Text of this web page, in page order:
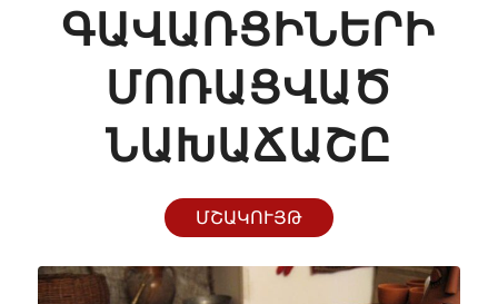
ԱՎԱՌՑԻՆԵՐԻ Մ
ՈՌԱՑՎԱԾ Ն
ԱԽԱՃԱՇԸ
ՄՇԱԿՈՒՅԹ